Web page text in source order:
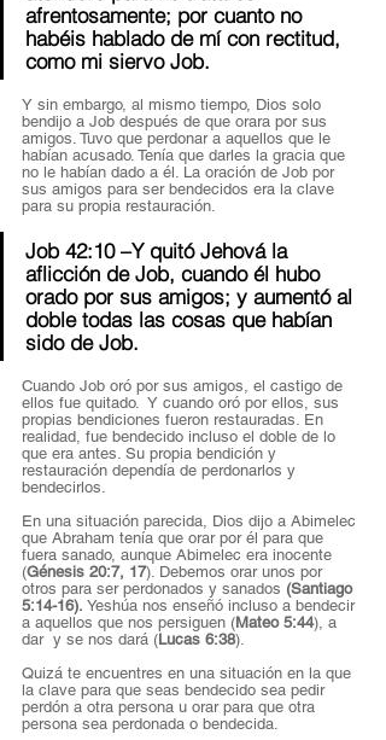
afrentosamente; por cuanto no
habéis hablado de mí con rectitud,
como mi siervo Job.
Y sin embargo, al mismo tiempo, Dios solo
bendijo a Job después de que orara por sus
amigos. Tuvo que perdonar a aquellos que le
habían acusado. Tenía que darles la gracia que
no le habían dado a él. La oración de Job por
sus amigos para ser bendecidos era la clave
para su propia restauración.
Job 42:10 –Y quitó Jehová la
aflicción de Job, cuando él hubo
orado por sus amigos; y aumentó al
doble todas las cosas que habían
sido de Job.
Cuando Job oró por sus amigos, el castigo de
ellos fue quitado.  Y cuando oró por ellos, sus
propias bendiciones fueron restauradas. En
realidad, fue bendecido incluso el doble de lo
que era antes. Su propia bendición y
restauración dependía de perdonarlos y
bendecirlos.
En una situación parecida, Dios dijo a Abimelec
que Abraham tenía que orar por él para que
fuera sanado, aunque Abimelec era inocente
(Génesis 20:7, 17). Debemos orar unos por
otros para ser perdonados y sanados (Santiago
5:14-16). Yeshúa nos enseñó incluso a bendecir
a aquellos que nos persiguen (Mateo 5:44), a
dar  y se nos dará (Lucas 6:38).
Quizá te encuentres en una situación en la que
la clave para que seas bendecido sea pedir
perdón a otra persona u orar para que otra
persona sea perdonada o bendecida.